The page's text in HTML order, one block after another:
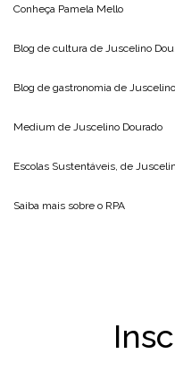
Conheça Pamela Mello
Blog de cultura de Juscelino
Blog de gastronomia de
Medium de Juscelino Dourado
Escolas Sustentáveis, de
Saiba mais sobre o RPA